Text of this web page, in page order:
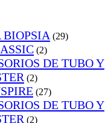
BIOPSIA (29)
(2)
DE TUBO Y
(2)
(27)
DE TUBO Y
(2)